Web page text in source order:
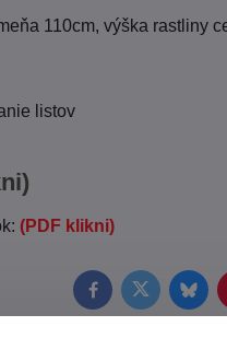
110cm, výška rastliny
listov
(PDF klikni)
FacebookTwitter